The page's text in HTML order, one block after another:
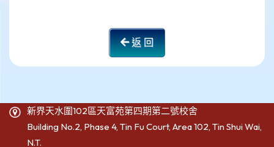
返 回
新界天水圍102區天富苑第四期第二號校舍
Building No.2, Phase 4, Tin Fu Court, Area 102, Tin Shui Wai,
N.T.